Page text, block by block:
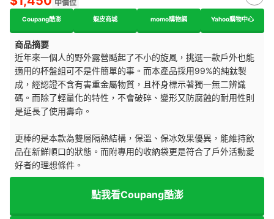
中價位
Coupang酷澎 蝦皮商城 momo購物網 Yahoo購物中心
商品摘要
近年來一個人的野外露營颳起了不小的旋風，挑選一款戶外也能
適用的杯盤組可不是件簡單的事。而本產品採用99%的純鈦製
成，經認證不含有害重金屬物質，且杯身標示著獨一無二辨識
碼。而除了輕量化的特性，不會破碎、變形又防腐蝕的耐用性則
是延長了使用壽命。
更棒的是本款為雙層隔熱結構，保溫、保冰效果優異，能維持飲
品在新鮮順口的狀態。而附專用的收納袋更是符合了戶外活動愛
好者的理想條件。
點我看Coupang酷澎